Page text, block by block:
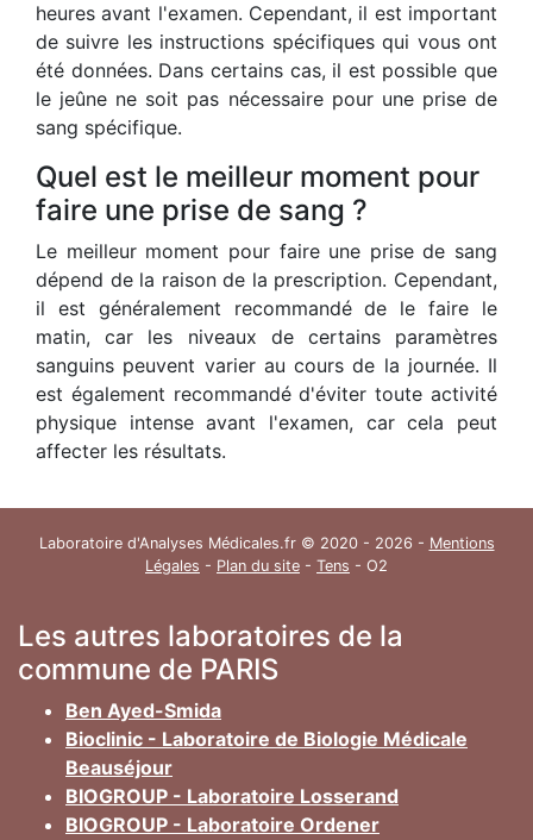
heures avant l'examen. Cependant, il est important
de suivre les instructions spécifiques qui vous ont
été données. Dans certains cas, il est possible que
le jeûne ne soit pas nécessaire pour une prise de
sang spécifique.
Quel est le meilleur moment pour
faire une prise de sang ?
Le meilleur moment pour faire une prise de sang
dépend de la raison de la prescription. Cependant,
il est généralement recommandé de le faire le
matin, car les niveaux de certains paramètres
sanguins peuvent varier au cours de la journée. Il
est également recommandé d'éviter toute activité
physique intense avant l'examen, car cela peut
affecter les résultats.
Laboratoire d'Analyses Médicales.fr © 2020 - 2026 - Mentions
Légales - Plan du site - Tens - O2
Les autres laboratoires de la
commune de PARIS
Ben Ayed-Smida
Bioclinic - Laboratoire de Biologie Médicale
Beauséjour
BIOGROUP - Laboratoire Losserand
BIOGROUP - Laboratoire Ordener